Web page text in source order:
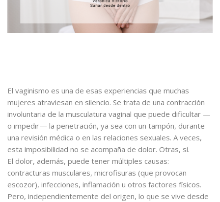
El vaginismo es una de esas experiencias que muchas
mujeres atraviesan en silencio. Se trata de una contracción
involuntaria de la musculatura vaginal que puede dificultar —
o impedir— la penetración, ya sea con un tampón, durante
una revisión médica o en las relaciones sexuales. A veces,
esta imposibilidad no se acompaña de dolor. Otras, sí.
El dolor, además, puede tener múltiples causas:
contracturas musculares, microfisuras (que provocan
escozor), infecciones, inflamación u otros factores físicos.
Pero, independientemente del origen, lo que se vive desde